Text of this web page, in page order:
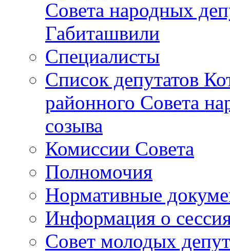
Совета народных
Габиташвили
Специалисты
Список депутатов
районного Совета
созыва
Комиссии Совета
Полномочия
Нормативные
Информация о
Совет молодых